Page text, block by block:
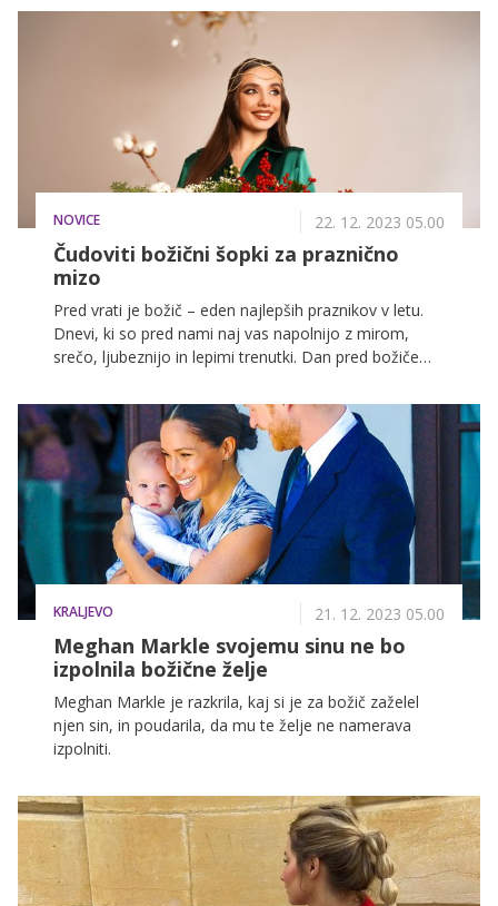
lahko na radijskih postajah, prazničnih prireditvah in
doma, ko se z družino in prijatelji zberemo okoli
božičnega drevesa. Ne glede na to, katero pesem
imate najraje, bo glasba zagotovo pričarala praznično
vzdušje in vam polepšala božične dni.
NOVICE 22. 12. 2023 05.00
Čudoviti božični šopki za praznično
mizo
Pred vrati je božič – eden najlepših praznikov v letu.
Dnevi, ki so pred nami naj vas napolnijo z mirom,
srečo, ljubeznijo in lepimi trenutki. Dan pred božičem
zadnjo svečko na adventnem venčku.
KRALJEVO 21. 12. 2023 05.00
Meghan Markle svojemu sinu ne bo
izpolnila božične želje
Meghan Markle je razkrila, kaj si je za božič zaželel
njen sin, in poudarila, da mu te želje ne namerava
izpolniti.